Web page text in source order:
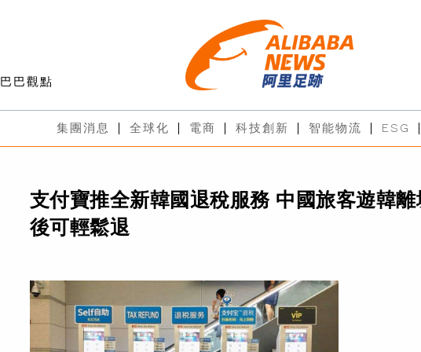
巴巴觀點
集團消息 全球化 電商 科技創新 智能物流 ESG
支付寶推全新韓國退稅服務 中國旅客遊韓離
後可輕鬆退